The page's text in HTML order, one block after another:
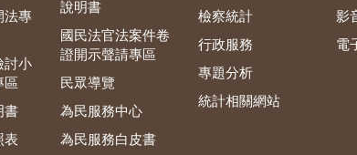
法專
討小
區
書
表
說明書
國民法官法案件卷
證開示聲請專區
民眾導覽
為民服務中心
為民服務白皮書
檢察統計
行政服務
專題分析
統計相關網站
影
電